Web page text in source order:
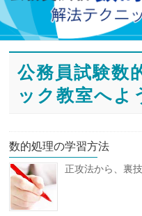
公務員試験数
ック教室へよ
数的処理の学習方法
正攻法から、裏